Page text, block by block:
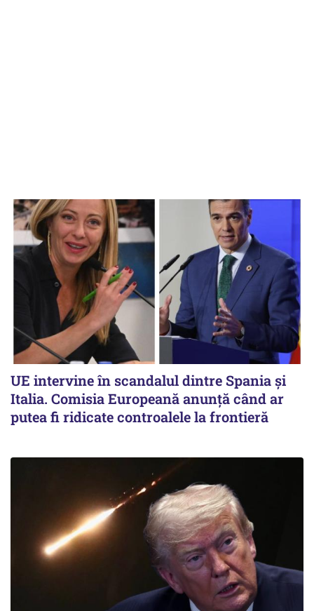
UE intervine în scandalul dintre Spania și
Italia. Comisia Europeană anunță când ar
putea fi ridicate controalele la frontieră